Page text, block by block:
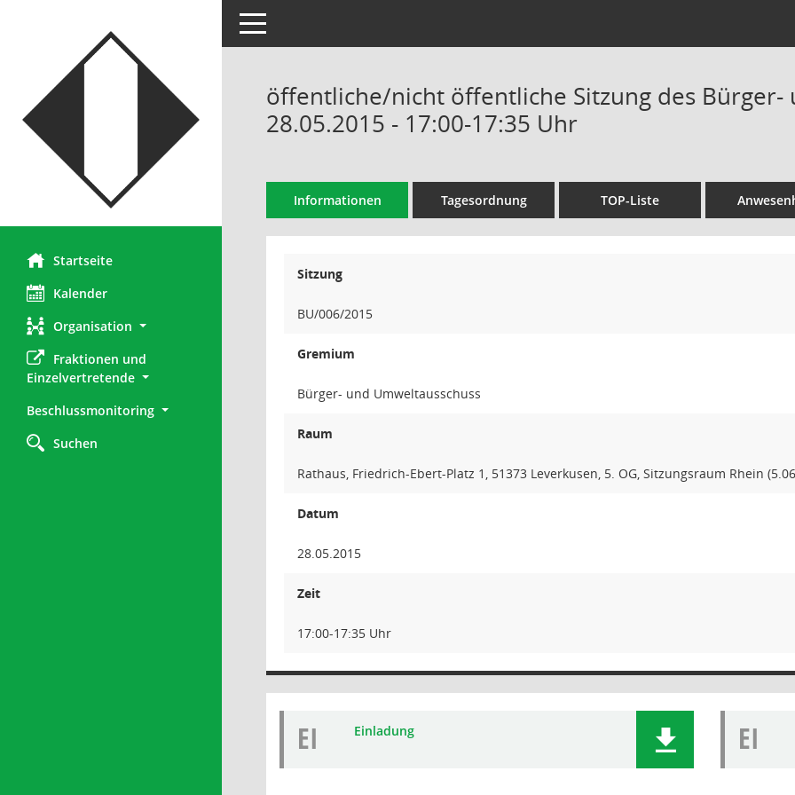
Startseite
Kalender
Organisation
Fraktionen und
Einzelvertretende
Beschlussmonitoring
Suchen
Toggle navigation
öffentliche/nicht öffentliche Sitzung des Bürger-
28.05.2015 - 17:00-17:35 Uhr
Informationen Tagesordnung TOP-Liste
Sitzung
BU/006/2015
Gremium
Bürger- und Umweltausschuss
Raum
Rathaus, Friedrich-Ebert-Platz 1, 51373 Leverkusen, 5. OG, Sitzungsraum Rhein
Datum
28.05.2015
Zeit
17:00-17:35 Uhr
EI Einladung EI